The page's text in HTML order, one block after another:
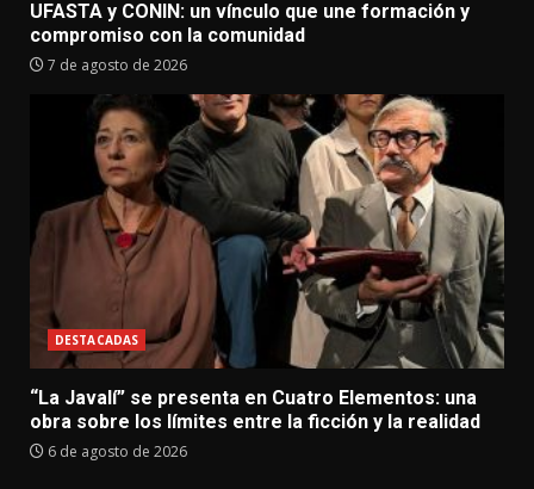
UFASTA y CONIN: un vínculo que une formación y
compromiso con la comunidad
7 de agosto de 2026
DESTACADAS
“La Javalí” se presenta en Cuatro Elementos: una
obra sobre los límites entre la ficción y la realidad
6 de agosto de 2026